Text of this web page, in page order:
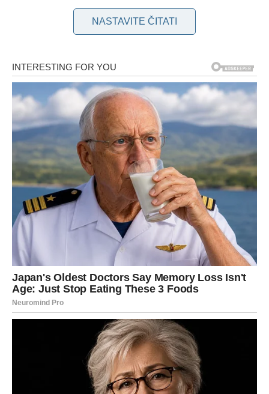
Koji je mehanizam pomoću kojeg zrcala ometaju internetske
poseban dizajn zrcala. Većina suvremenih ogledala, posebno
veće zidne varijante, imaju tanki metalni premaz na stražnjoj
strani stakla. Iako ovaj sloj olakšava refleksiju slika, on
istovremeno ima potencijal ometati elektromagnetske valove,
uključujući Wi-Fi signale. Konkretno, i metali i staklo služe kao
reflektirajuće tvari koje mogu reflektirati ili raspršiti signale koje
emitira vaš router. Kao rezultat toga, ovaj fenomen smanjuje
snagu signala, što dovodi do slabljenja veza i, u određenim
slučajevima, onemogućuje povezivanje u područjima u blizini
zrcala.
Wi-Fi prenosi podatke putem elektromagnetskih valova, a
ogledala s metalnim površinama mogu poslužiti kao prepreke
koje ometaju širenje tih valova. Posljedično, to dovodi do pada
kvalitete signala i povećanja smetnji, osobito u prostorima gdje
su zrcala smještena u blizini usmjerivača.
Smjernice za optimizaciju signala i preporučene udaljenosti
Stručnjaci savjetuju održavanje minimalne udaljenosti od
jednog metra između usmjerivača i zrcala kako bi se spriječile
smetnje signala. Štoviše, razne reflektirajuće površine koje se
NASTAVITE ČITATI